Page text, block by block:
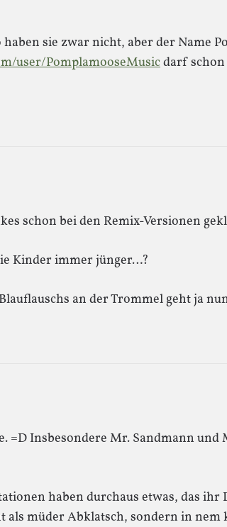
sie zwar nicht, aber der Name
user/PomplamooseMusicdarf
schon bei den Remix-Versionen
Kinder immer jünger…?
an der Trommel geht ja
=D Insbesondere Mr. Sandmann und
haben durchaus etwas, das ihr
als müder Abklatsch, sondern in nem